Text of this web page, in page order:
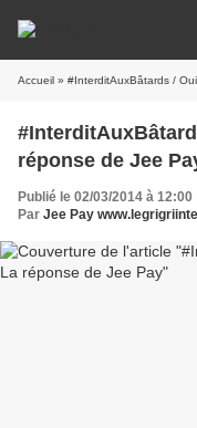
Accueil » #InterditAuxBâtards /
réponse de Jee
Publié le 02/03/2014 à 12:00
Par Jee Pay